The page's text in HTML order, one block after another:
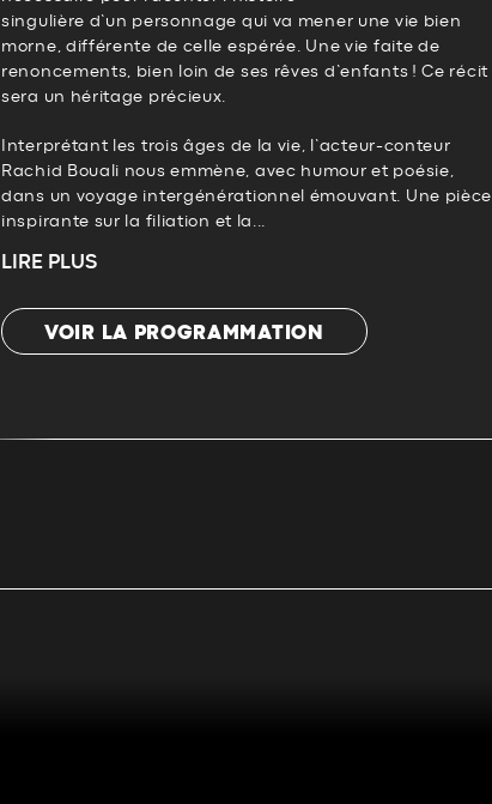
singulière d’un personnage qui va mener une vie bien
morne, différente de celle espérée. Une vie faite de
renoncements, bien loin de ses rêves d’enfants ! Ce récit
sera un héritage précieux.
Interprétant les trois âges de la vie, l’acteur-conteur
Rachid Bouali nous emmène, avec humour et poésie,
dans un voyage intergénérationnel émouvant. Une pièce
inspirante sur la filiation et la...
LIRE PLUS
VOIR LA PROGRAMMATION